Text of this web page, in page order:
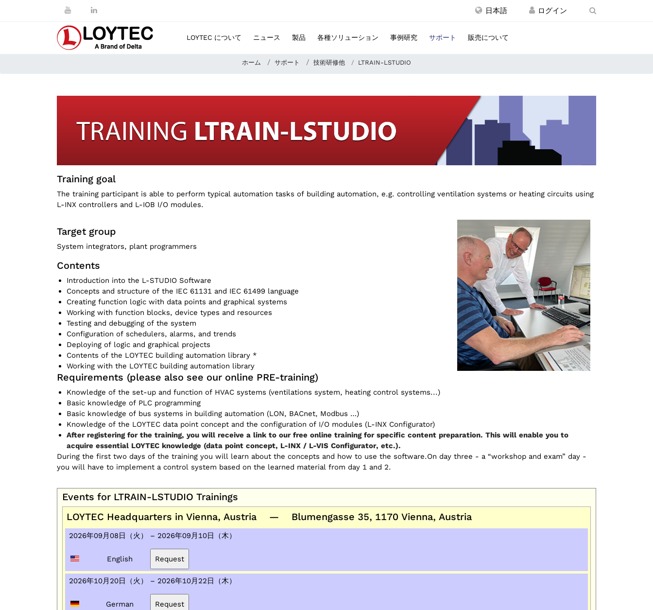
日本語
LOYTEC について ニュース 製品 各種ソリューション 事例研究 サポート 販売について
ホーム サポート 技術研修他 LTRAIN-LSTUDIO
Training goal
The training participant is able to perform typical automation tasks of building automation, e.g. controlling ventilation systems or heating circuits using
L-INX controllers and L-IOB I/O modules.
Target group
System integrators, plant programmers
Contents
Introduction into the L-STUDIO Software
Concepts and structure of the IEC 61131 and IEC 61499 language
Creating function logic with data points and graphical systems
Working with function blocks, device types and resources
Testing and debugging of the system
Configuration of schedulers, alarms, and trends
Deploying of logic and graphical projects
Contents of the LOYTEC building automation library *
Working with the LOYTEC building automation library
Requirements (please also see our online PRE-training)
Knowledge of the set-up and function of HVAC systems (ventilations system, heating control systems...)
Basic knowledge of PLC programming
Basic knowledge of bus systems in building automation (LON, BACnet, Modbus …)
Knowledge of the LOYTEC data point concept and the configuration of I/O modules (L-INX Configurator)
After registering for the training, you will receive a link to our free online training for specific content preparation. This will enable you to
acquire essential LOYTEC knowledge (data point concept, L-INX / L-VIS Configurator, etc.).
During the first two days of the training you will learn about the concepts and how to use the software.On day three - a “workshop and exam” day -
you will have to implement a control system based on the learned material from day 1 and 2.
Events for LTRAIN-LSTUDIO Trainings
LOYTEC Headquarters in Vienna, Austria — Blumengasse 35, 1170 Vienna, Austria
2026年09月08日（火） – 2026年09月10日（木）
English
2026年10月20日（火） – 2026年10月22日（木）
German